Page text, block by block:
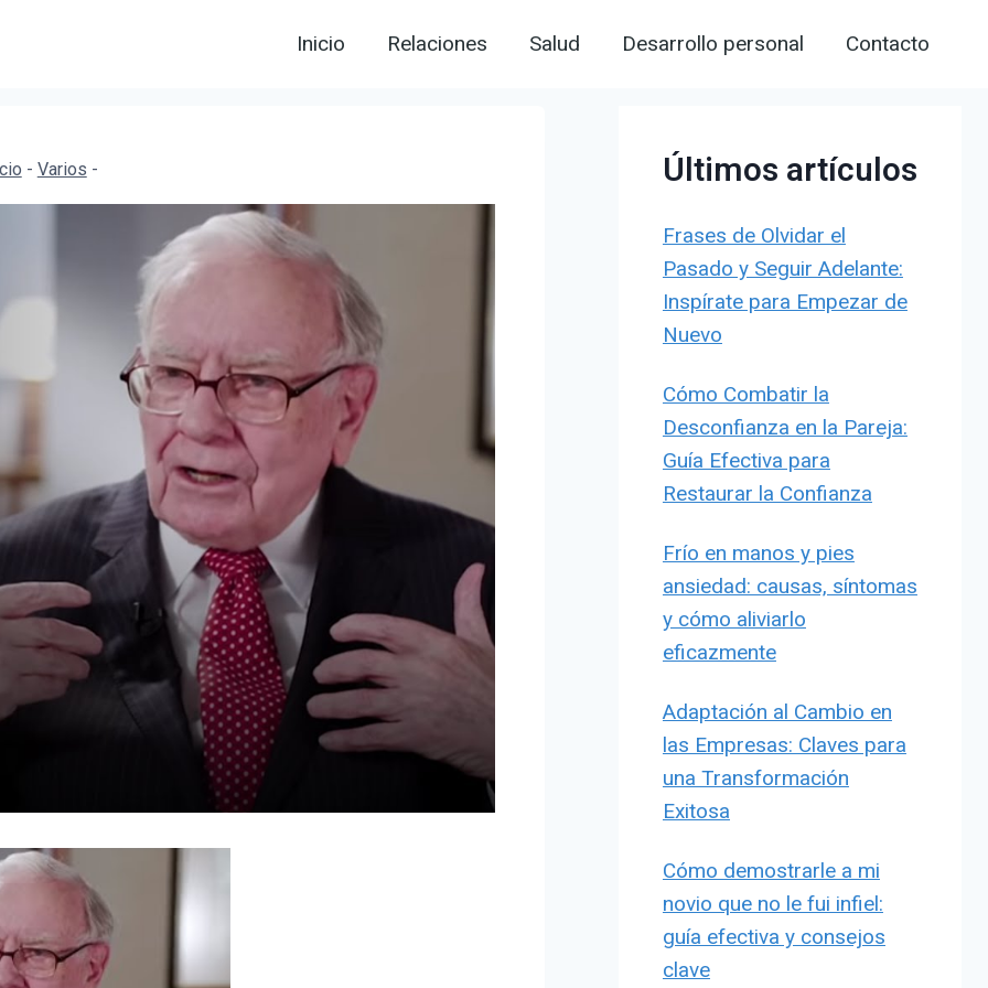
Inicio Relaciones Salud Desarrollo personal Contacto
- Varios - Últimos artículos
Frases de Olvidar el
Pasado y Seguir Adelante:
Inspírate para Empezar de
Nuevo
Cómo Combatir la
Desconfianza en la Pareja:
Guía Efectiva para
Restaurar la Confianza
Frío en manos y pies
ansiedad: causas, síntomas
y cómo aliviarlo
eficazmente
Adaptación al Cambio en
las Empresas: Claves para
una Transformación
Exitosa
Cómo demostrarle a mi
novio que no le fui infiel:
guía efectiva y consejos
clave